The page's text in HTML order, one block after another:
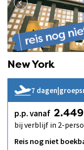
New York
7 dagen|
p.p. vanaf 2.449
bij verblijf in 2-
Reis nog niet